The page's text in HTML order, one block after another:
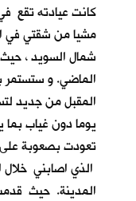
كانت عيادته تقع
مشيا من شقتي في
شمال السويد ،
الماضي. و ستستمر
المقبل من جديد
يوما دون غياب
تعودت بصعوبة على
الذي اصابني